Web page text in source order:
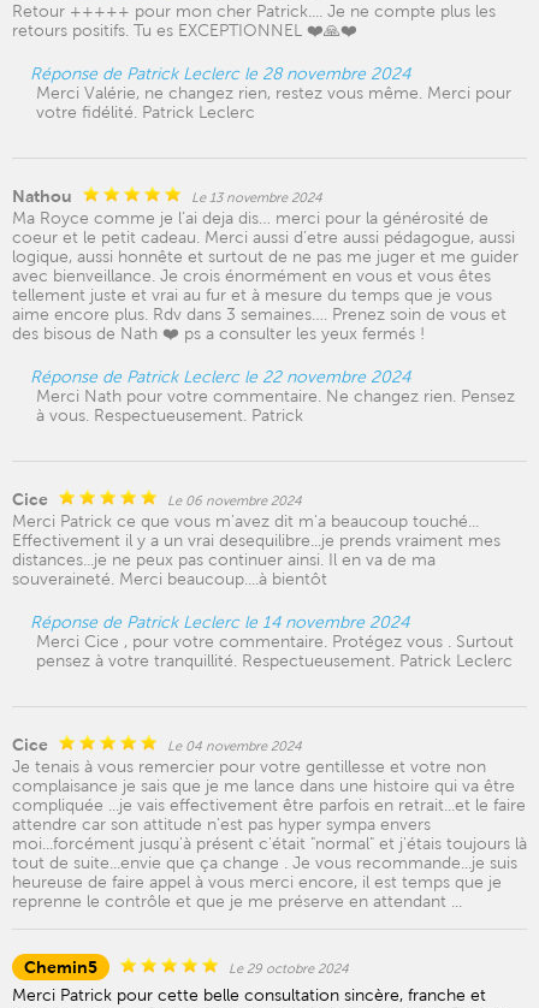
Retour +++++ pour mon cher Patrick.... Je ne compte plus les
retours positifs. Tu es EXCEPTIONNEL ❤️🙏❤️
Réponse de Patrick Leclerc le 28 novembre 2024
Merci Valérie, ne changez rien, restez vous même. Merci pour
votre fidélité. Patrick Leclerc
Nathou Le 13 novembre 2024
Ma Royce comme je l’ai deja dis… merci pour la générosité de
coeur et le petit cadeau. Merci aussi d’etre aussi pédagogue, aussi
logique, aussi honnête et surtout de ne pas me juger et me guider
avec bienveillance. Je crois énormément en vous et vous êtes
tellement juste et vrai au fur et à mesure du temps que je vous
aime encore plus. Rdv dans 3 semaines…. Prenez soin de vous et
des bisous de Nath ❤️ ps a consulter les yeux fermés !
Réponse de Patrick Leclerc le 22 novembre 2024
Merci Nath pour votre commentaire. Ne changez rien. Pensez
à vous. Respectueusement. Patrick
Cice Le 06 novembre 2024
Merci Patrick ce que vous m'avez dit m'a beaucoup touché...
Effectivement il y a un vrai desequilibre...je prends vraiment mes
distances...je ne peux pas continuer ainsi. Il en va de ma
souveraineté. Merci beaucoup....à bientôt
Réponse de Patrick Leclerc le 14 novembre 2024
Merci Cice , pour votre commentaire. Protégez vous . Surtout
pensez à votre tranquillité. Respectueusement. Patrick Leclerc
Cice Le 04 novembre 2024
Je tenais à vous remercier pour votre gentillesse et votre non
complaisance je sais que je me lance dans une histoire qui va être
compliquée ...je vais effectivement être parfois en retrait...et le faire
attendre car son attitude n'est pas hyper sympa envers
moi...forcément jusqu'à présent c'était "normal" et j'étais toujours là
tout de suite...envie que ça change . Je vous recommande...je suis
heureuse de faire appel à vous merci encore, il est temps que je
reprenne le contrôle et que je me préserve en attendant ...
Chemin5 Le 29 octobre 2024
Merci Patrick pour cette belle consultation sincère, franche et